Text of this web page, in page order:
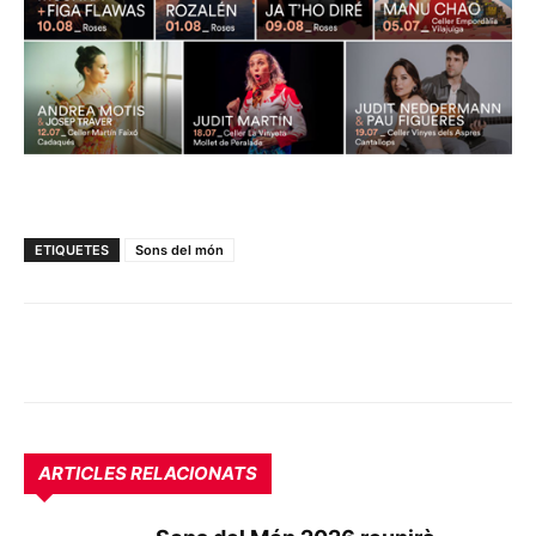
ETIQUETES Sons del món
ARTICLES RELACIONATS